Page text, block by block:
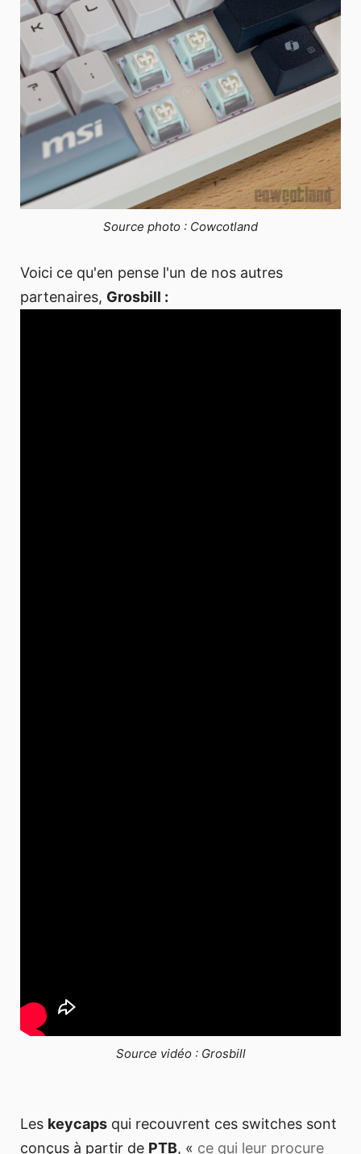
Source photo : Cowcotland
Voici ce qu'en pense l'un de nos autres
partenaires, Grosbill :
Source vidéo : Grosbill
Les keycaps qui recouvrent ces switches sont
conçus à partir de PTB, « ce qui leur procure